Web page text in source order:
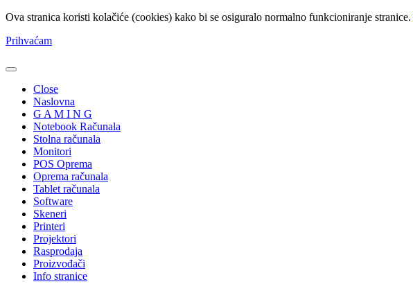
Ova stranica koristi kolačiće (cookies) kako bi se osiguralo normalno funkcioniranje stranice.
Prihvaćam
Close
Naslovna
G A M I N G
Notebook Računala
Stolna računala
Monitori
POS Oprema
Oprema računala
Tablet računala
Software
Skeneri
Printeri
Projektori
Rasprodaja
Proizvođači
Info stranice